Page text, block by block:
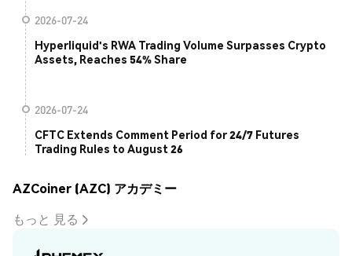
2026-07-24
Hyperliquid's RWA Trading Volume Surpasses Crypto
Assets, Reaches 54% Share
2026-07-24
CFTC Extends Comment Period for 24/7 Futures
Trading Rules to August 26
AZCoiner (AZC) アカデミー
もっと 見る